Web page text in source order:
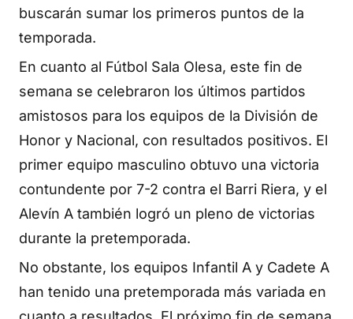
buscarán sumar los primeros puntos de la
temporada.
En cuanto al Fútbol Sala Olesa, este fin de
semana se celebraron los últimos partidos
amistosos para los equipos de la División de
Honor y Nacional, con resultados positivos. El
primer equipo masculino obtuvo una victoria
contundente por 7-2 contra el Barri Riera, y el
Alevín A también logró un pleno de victorias
durante la pretemporada.
No obstante, los equipos Infantil A y Cadete A
han tenido una pretemporada más variada en